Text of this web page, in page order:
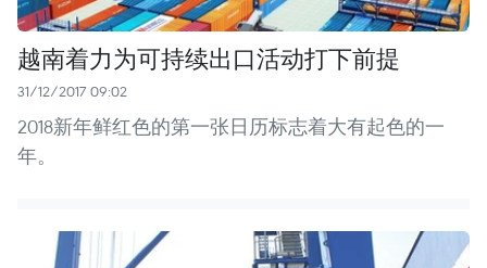
越南着力为可持续出口活动打下前提
31/12/2017 09:02
2018新年鲜红色的第一张日历标志着大有起色的一
年。